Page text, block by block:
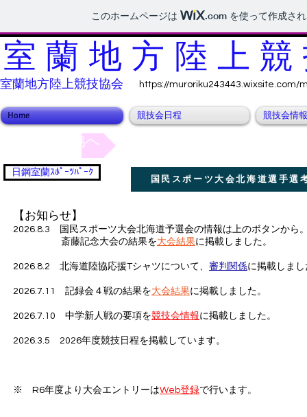
このホームページは .com を使って作成さ
室蘭地方陸上
室蘭地方陸上競技協会 https://muroriku243443.wixsite.com/
Home 競技会日程 競技会情報
北海道陸協へ
日鋼室蘭ｽﾎﾟｰﾂﾊﾟｰｸ
国民スポーツ大会北海道選手選
【お知らせ】
2026.8.3 国民スポーツ大会北海道予選会の情報は上のボタンから
​ 斎藤記念大会の結果を大会結果に掲載しました。
2026.8.2 北海道陸協応援Tシャツについて、 審判関係に掲載しまし
2026.7.11 記録会４戦の結果を大会結果に掲載しました。
​2026.7.10 中学新人戦の要項を競技会情報に掲載しました。
​2026.3.5 2026年度競技日程を掲載しています。
※ R6年度より大会エントリーはWeb登録で行います。​